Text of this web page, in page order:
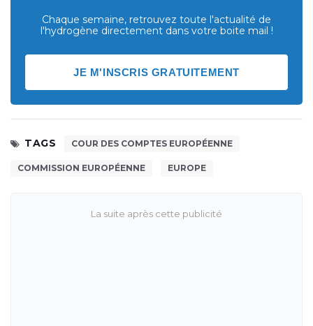
Chaque semaine, retrouvez toute l'actualité de
l'hydrogène directement dans votre boite mail !
JE M'INSCRIS GRATUITEMENT
TAGS COUR DES COMPTES EUROPÉENNE
COMMISSION EUROPÉENNE EUROPE